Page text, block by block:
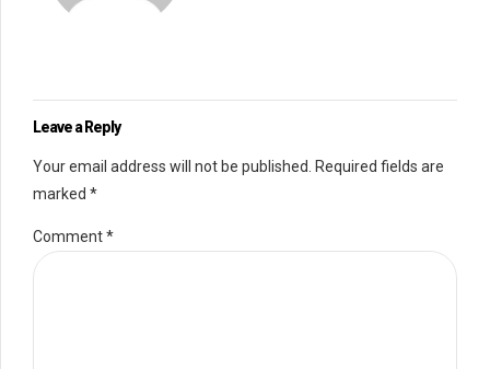
Leave a Reply
Your email address will not be published. Required fields are
marked *
Comment*